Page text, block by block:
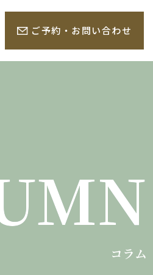
ご予約・お問い合わせ
コラム